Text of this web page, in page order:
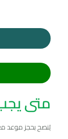
متى
يُنصح بحجز موعد